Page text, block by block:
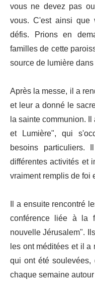
vous ne devez pas
vous. C'est ainsi que
défis. Prions en
familles de cette
source de lumière
Après la messe, il a
et leur a donné le
la sainte communion.
et Lumière", qui
besoins
différentes activités et
vraiment remplis de foi
Il a ensuite rencontré
conférence liée à la
nouvelle Jérusalem".
les ont méditées et il
qui ont été
chaque semaine